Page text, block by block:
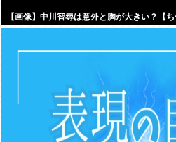
【画像】中川智尋は意外と胸が大きい？【